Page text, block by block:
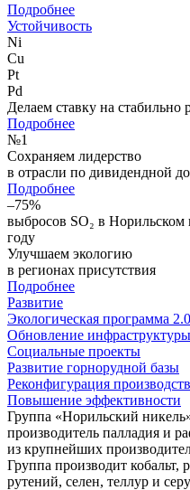
Подробнее
Устойчивость
Ni
Cu
Pt
Pd
Делаем ставку на
Подробнее
№1
Сохраняем лидерство
в отрасли по дивидендной
Подробнее
–75%
выбросов SO₂ в
году
Улучшаем экологию
в регионах присутствия
Подробнее
Развитие
Экологическая программа 2.0
Обновление инфраструктуры
Социальные проекты
Развитие горнорудной базы
Реконфигурация
Повышение эффективности
Группа «Норильский
производитель палладия и
из крупнейших
Группа производит кобальт,
рутений, селен, теллур и